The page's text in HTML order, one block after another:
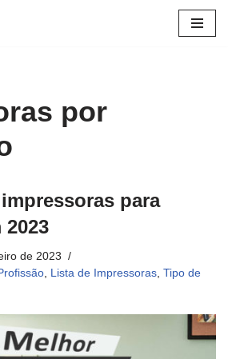
por
para
de 2023
, Lista de Impressoras, Tipo de